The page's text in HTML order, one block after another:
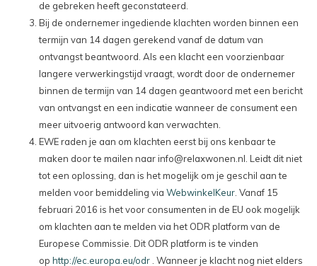
de gebreken heeft geconstateerd.
Bij de ondernemer ingediende klachten worden binnen een
termijn van 14 dagen gerekend vanaf de datum van
ontvangst beantwoord. Als een klacht een voorzienbaar
langere verwerkingstijd vraagt, wordt door de ondernemer
binnen de termijn van 14 dagen geantwoord met een bericht
van ontvangst en een indicatie wanneer de consument een
meer uitvoerig antwoord kan verwachten.
EWE raden je aan om klachten eerst bij ons kenbaar te
maken door te mailen naarinfo@relaxwonen.nl . Leidt dit niet
tot een oplossing, dan is het mogelijk om je geschil aan te
melden voor bemiddeling via WebwinkelKeur . Vanaf 15
februari 2016 is het voor consumenten in de EU ook mogelijk
om klachten aan te melden via het ODR platform van de
Europese Commissie. Dit ODR platform is te vinden
op http://ec.europa.eu/odr . Wanneer je klacht nog niet elders